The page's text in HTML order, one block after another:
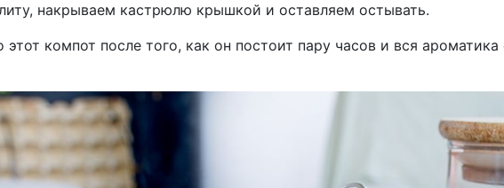
накрываем кастрюлю крышкой и оставляем остывать.
этот компот после того, как он постоит пару часов и вся